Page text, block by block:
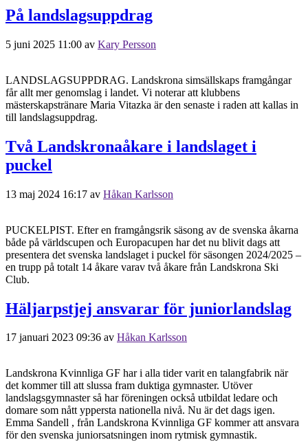
På landslagsuppdrag
5 juni 2025 11:00 av Kary Persson
LANDSLAGSUPPDRAG. Landskrona simsällskaps framgångar
får allt mer genomslag i landet. Vi noterar att klubbens
mästerskapstränare Maria Vitazka är den senaste i raden att kallas in
till landslagsuppdrag.
Två Landskronaåkare i landslaget i
puckel
13 maj 2024 16:17 av Håkan Karlsson
PUCKELPIST. Efter en framgångsrik säsong av de svenska åkarna
både på världscupen och Europacupen har det nu blivit dags att
presentera det svenska landslaget i puckel för säsongen 2024/2025 –
en trupp på totalt 14 åkare varav två åkare från Landskrona Ski
Club.
Häljarpstjej ansvarar för juniorlandslag
17 januari 2023 09:36 av Håkan Karlsson
Landskrona Kvinnliga GF har i alla tider varit en talangfabrik när
det kommer till att slussa fram duktiga gymnaster. Utöver
landslagsgymnaster så har föreningen också utbildat ledare och
domare som nått yppersta nationella nivå. Nu är det dags igen.
Emma Sandell , från Landskrona Kvinnliga GF kommer att ansvara
för den svenska juniorsatsningen inom rytmisk gymnastik.